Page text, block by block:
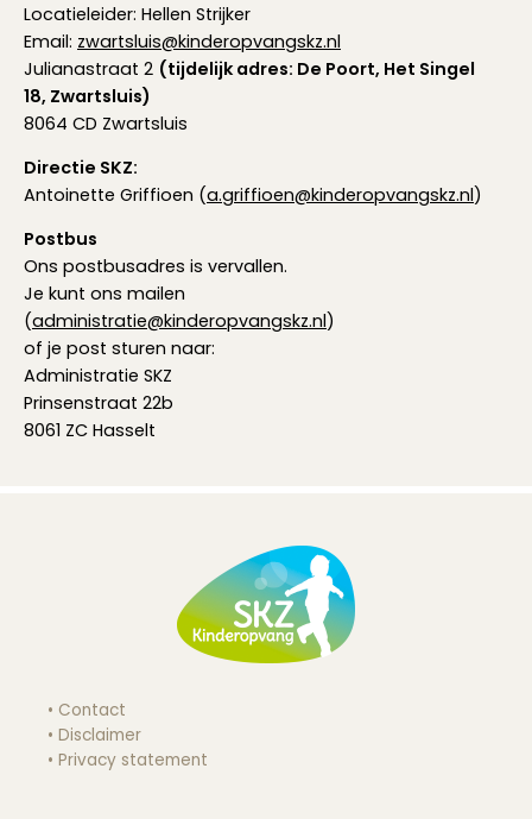
Locatieleider: Hellen Strijker
Email: zwartsluis@kinderopvangskz.nl
Julianastraat 2 (tijdelijk adres: De Poort, Het Singel
18, Zwartsluis)
8064 CD Zwartsluis
Directie SKZ:
Antoinette Griffioen (a.griffioen@kinderopvangskz.nl)
Postbus
Ons postbusadres is vervallen.
Je kunt ons mailen
(administratie@kinderopvangskz.nl)
of je post sturen naar:
Administratie SKZ
Prinsenstraat 22b
8061 ZC Hasselt
Contact
Disclaimer
Privacy statement